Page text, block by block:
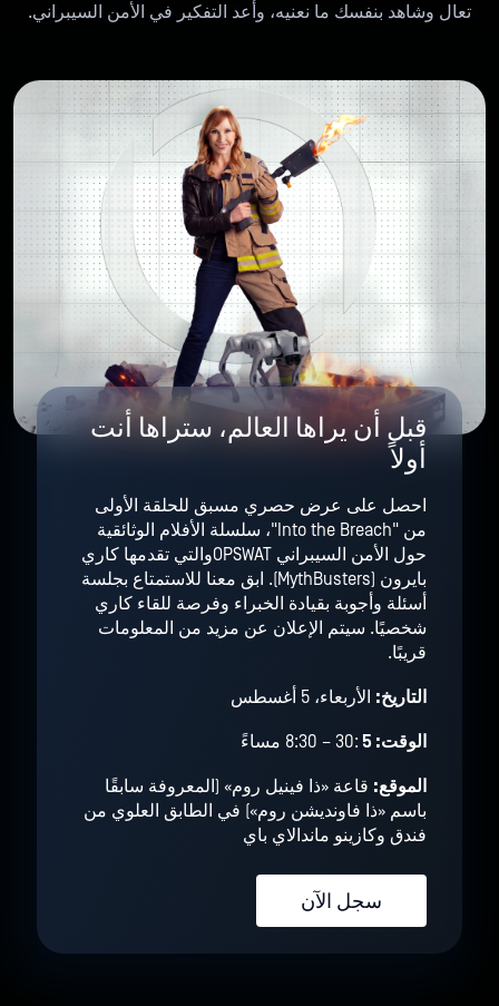
تعال وشاهد بنفسك ما نعنيه، وأعد التفكير في الأمن السيبراني.
قبل أن يراها العالم، ستراها أنت
أولاً
احصل على عرض حصري مسبق للحلقة الأولى
من "Into the Breach"، سلسلة الأفلام الوثائقية
حول الأمن السيبراني OPSWATوالتي تقدمها كاري
بايرون (MythBusters). ابق معنا للاستمتاع بجلسة
أسئلة وأجوبة بقيادة الخبراء وفرصة للقاء كاري
شخصيًا. سيتم الإعلان عن مزيد من المعلومات
قريبًا.
التاريخ: الأربعاء، 5 أغسطس
الوقت: 5 :30 – 8:30 مساءً
الموقع: قاعة «ذا فينيل روم» (المعروفة سابقًا
باسم «ذا فاونديشن روم») في الطابق العلوي من
فندق وكازينو ماندالاي باي
سجل الآن